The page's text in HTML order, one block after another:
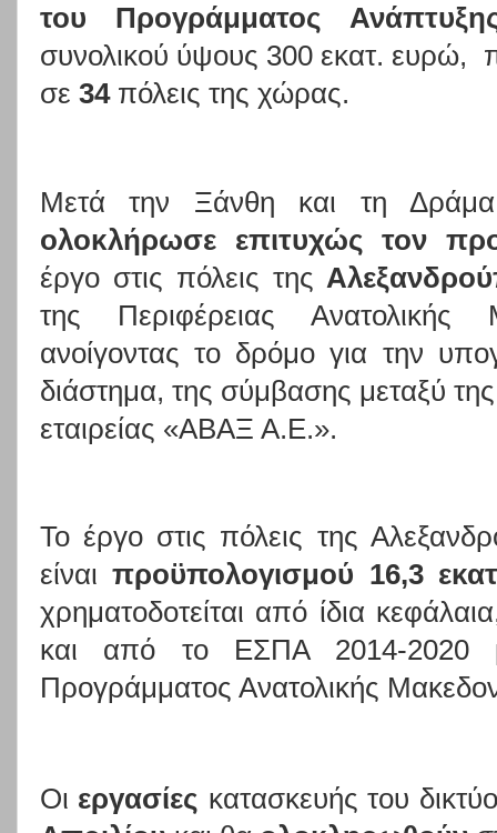
του Προγράμματος
συνολικού ύψους 300 εκατ. ευρώ,
σε 34πόλεις της χώρας.
Μετά την Ξάνθη και τη
ολοκλήρωσε επιτυχώς τον
έργο στις πόλεις της
της Περιφέρειας
ανοίγοντας το δρόμο για την
διάστημα, της σύμβασης μεταξύ
εταιρείας «ΑΒΑΞ Α.Ε.».
Το έργο στις πόλεις της
είναιπροϋπολογισμού 16,3
χρηματοδοτείται από ίδια
και από το ΕΣΠΑ 2014-2020
Προγράμματος Ανατολικής
Οι εργασίες κατασκευής του